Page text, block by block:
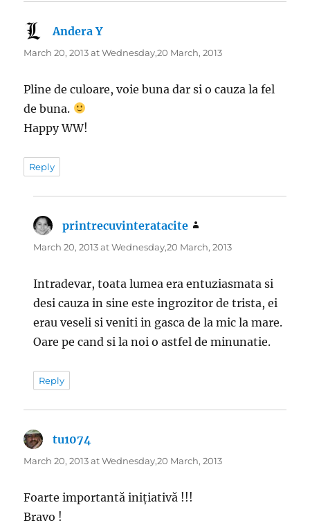
Andera Ysays:
March 20, 2013 at Wednesday,20 March, 2013
Pline de culoare, voie buna dar si o cauza la fel
de buna.
Happy WW!
Reply
printrecuvinteratacite
March 20, 2013 at Wednesday,20 March, 2013
Intradevar, toata lumea era entuziasmata si
desi cauza in sine este ingrozitor de trista, ei
erau veseli si veniti in gasca de la mic la mare.
Oare pe cand si la noi o astfel de minunatie.
Reply
tu1074
March 20, 2013 at Wednesday,20 March, 2013
Foarte importantă inițiativă !!!
Bravo !